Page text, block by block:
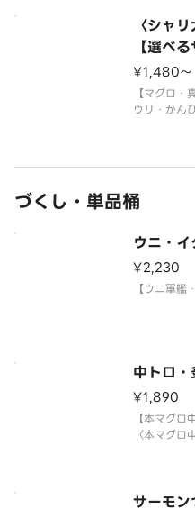
※年末年始
せていた
サイドメニ
〈シャ
【選べ
¥1,480〜
【マグロ
ウリ・かん
※使い捨て容
づくし・単品桶
ウニ・
¥2,230
【ウニ軍
中トロ
¥1,890
【本マグ
〈本マグロ
サーモン